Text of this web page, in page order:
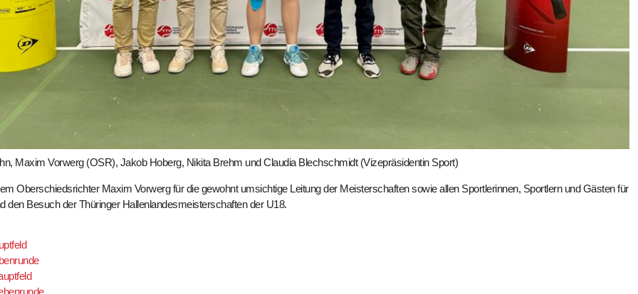
Maxim Vorwerg (OSR), Jakob Hoberg, Nikita Brehm und Claudia Blechschmidt (Vizepräsidentin Sport)
Oberschiedsrichter Maxim Vorwerg für die gewohnt umsichtige Leitung der Meisterschaften sowie allen Sportlerinnen, Sportlern und Gästen für
den Besuch der Thüringer Hallenlandesmeisterschaften der U18.